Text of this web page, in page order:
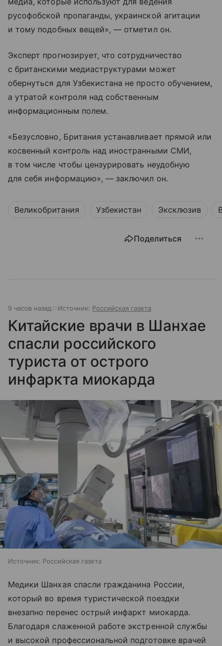
русофобской пропаганды, украинской агитации
и тому подобных вещей», — отметил он.
Эксперт прогнозирует, что сотрудничество
с британскими медиаструктурами может
обернуться для Узбекистана не просто обучением,
а утратой контроля над собственным
информационным полем.
«Безусловно, Британия устанавливает прямой или
косвенный контроль над иностранными СМИ,
в том числе чтобы цензурировать неудобную
для себя информацию», — заключил он.
Великобритания Узбекистан Эксклюзив
Поделиться
9 часов назад Источник: Российская газета
Китайские врачи в Шанхае
спасли российского
туриста от острого
инфаркта миокарда
Источник: Российская газета
Медики Шанхая спасли гражданина России,
который во время туристической поездки
внезапно перенес острый инфаркт миокарда.
Благодаря слаженной работе экстренной службы
и высокой профессиональной подготовке врачей